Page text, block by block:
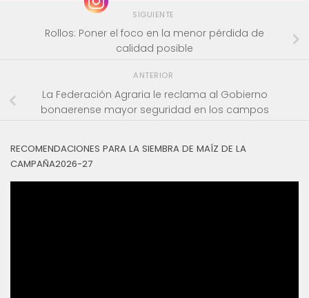
SIGUIENTE
Rollos: Poner el foco en la menor pérdida de
calidad posible
ANTERIOR
La Federación Agraria le reclama al Gobierno
bonaerense mayor seguridad en los campos
RECOMENDACIONES PARA LA SIEMBRA DE MAÍZ DE LA
CAMPAÑA2026-27